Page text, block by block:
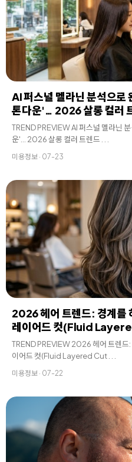
AI 퍼스널 멜라닌 분석으로
톤다운'… 2026 살롱 컬러
TREND PREVIEW AI 퍼스널 멜라닌 분석으로 완성하는 '얼룩 없는 맞춤형 톤다
미용정보 · 07-23
2026 헤어 트렌드: 경계를
레이어드 컷(Fluid
TREND PREVIEW 2026 헤어 트렌드: 경계를 허무는 부드러움, '플루이드 레
이어드 컷(Fluid Layered Cut . . .
미용정보 · 07-22